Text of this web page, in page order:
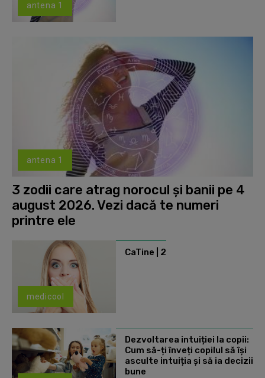
antena 1
antena 1
3 zodii care atrag norocul și banii pe 4
august 2026. Vezi dacă te numeri
printre ele
medicool
CaTine | 2
Dezvoltarea intuiției la copii:
Cum să-ți înveți copilul să își
asculte intuiția și să ia decizii
bune